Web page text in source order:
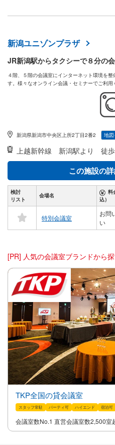
新潟ユニゾンプラザ
JR新潟駅からタクシーで８分の
４階、５階の会議室にインターネット環境を
す。様々なオンライン会議・セミナーでご利用
新潟県新潟市中央区上所2丁目2番2 地図
上越新幹線 新潟駅より 徒
この施設の
検討
リスト
会場名
料
込）
特別会議室
お問
い
[PR] 人気の会議室ブランドから
TKP全国の貸会議室
スタッフ常駐 パーティ可 ハイエンド 宿泊可
会議室数No.1 直営会議室数2,500室